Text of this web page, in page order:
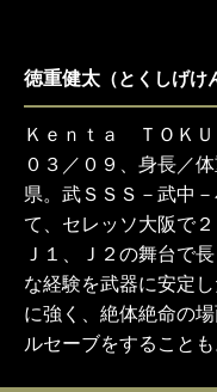
徳重健太 （とくしげけ
Ｋｅｎｔａ ＴＯＫＵ
０３／０９、身長／
県。武ＳＳＳ－武中
て、セレッソ大阪で
Ｊ１、Ｊ２の舞台で
な経験を武器に安定
に強く、絶体絶命の
ルセーブをすること